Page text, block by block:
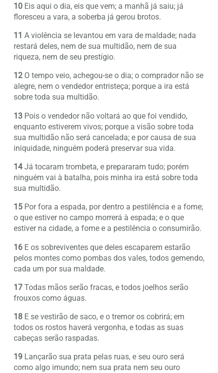
10 Eis aqui o dia, eis que vem; a manhã já saiu; já
floresceu a vara, a soberba já gerou brotos.
11 A violência se levantou em vara de maldade; nada
restará deles, nem de sua multidão, nem de sua
riqueza, nem de seu prestígio.
12 O tempo veio, achegou-se o dia; o comprador não se
alegre, nem o vendedor entristeça; porque a ira está
sobre toda sua multidão.
13 Pois o vendedor não voltará ao que foi vendido,
enquanto estiverem vivos; porque a visão sobre toda
sua multidão não será cancelada; e por causa de sua
iniquidade, ninguém poderá preservar sua vida.
14Já tocaram trombeta, e prepararam tudo; porém
ninguém vai à batalha, pois minha ira está sobre toda
sua multidão.
15 Por fora a espada, por dentro a pestilência e a fome;
o que estiver no campo morrerá à espada; e o que
estiver na cidade, a fome e a pestilência o consumirão.
16 E os sobreviventes que deles escaparem estarão
pelos montes como pombas dos vales, todos gemendo,
cada um por sua maldade.
17 Todas mãos serão fracas, e todos joelhos serão
frouxos como águas.
18 E se vestirão de saco, e o tremor os cobrirá; em
todos os rostos haverá vergonha, e todas as suas
cabeças serão raspadas.
19 Lançarão sua prata pelas ruas, e seu ouro será
como algo imundo; nem sua prata nem seu ouro